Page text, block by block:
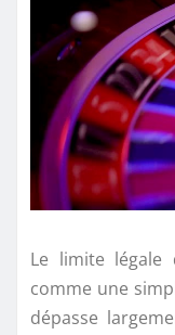
Le limite légale
comme une
dépasse